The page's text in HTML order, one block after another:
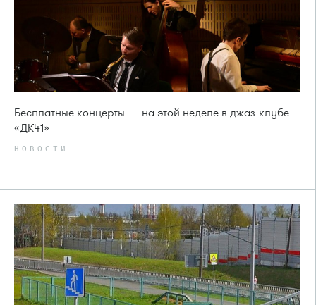
Бесплатные концерты — на этой неделе в джаз-клубе
«ДК41»
НОВОСТИ